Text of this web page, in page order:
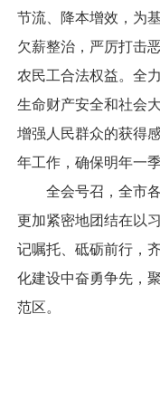
节流、降本增效，为
欠薪整治，严厉打击
农民工合法权益。全
生命财产安全和社会
增强人民群众的获得
年工作，确保明年一
全会号召，全市各
更加紧密地团结在以
记嘱托、砥砺前行，
化建设中奋勇争先，
范区。